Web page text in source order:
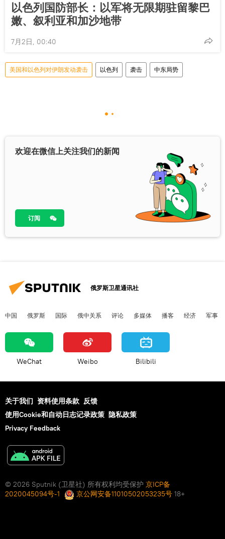
以色列国防部长：以军将无限期驻留黎巴
嫩、叙利亚和加沙地带
7月2日, 00:40
美国和以色列对伊朗发动袭击 以色列 袭击 中东局势
欢迎在微信上关注我们的新闻
订阅
俄罗斯卫星通讯社
中国 俄罗斯 国际 俄中关系 评论 多媒体 播客 经济 军事
WeChat Weibo Bilibili
关于我们 资料使用条款 反馈
使用Cookie和自动日志记录政策 隐私政策
Privacy Feedback
© 2026 Sputnik (卫星社) 所有权利均受保护 京ICP备
2020045094号-1
京公网安备11010502053235号 18+